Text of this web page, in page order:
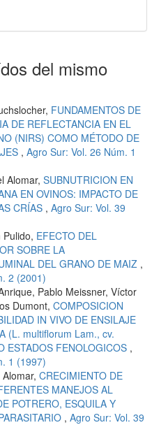
del mismo
FUNDAMENTOS DE
DE REFLECTANCIA EN EL
(NIRS) COMO MÉTODO DE
, Agro Sur: Vol. 26 Núm. 1
Alomar, SUBNUTRICION EN
EN OVINOS: IMPACTO DE
CRÍAS , Agro Sur: Vol. 39
Pulido, EFECTO DEL
SOBRE LA
DEL GRANO DE MAIZ ,
2 (2001)
Pablo Meissner, Víctor
Dumont, COMPOSICION
IN VIVO DE ENSILAJE
(L. multiflorum Lam., cv.
ESTADOS FENOLOGICOS ,
1 (1997)
CRECIMIENTO DE
MANEJOS AL
POTRERO, ESQUILA Y
, Agro Sur: Vol. 39